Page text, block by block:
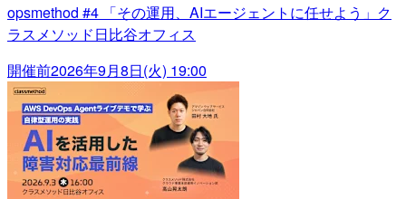
opsmethod #4 「その運用、AIエージェントに任せよう」ク
ラスメソッド日比谷オフィス
開催前2026年9月8日(火) 19:00